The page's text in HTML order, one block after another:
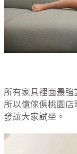
所有家具裡面最強
所以億傢俱桃園
發讓大家試坐。